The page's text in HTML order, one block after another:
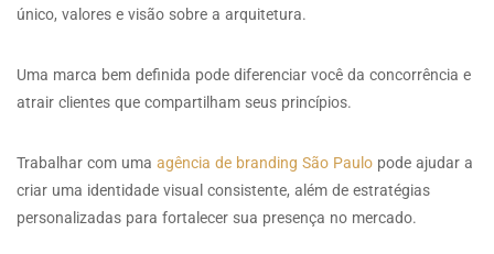
único, valores e visão sobre a arquitetura.
Uma marca bem definida pode diferenciar você da concorrência e
atrair clientes que compartilham seus princípios.
Trabalhar com uma agência de branding São Paulo pode ajudar a
criar uma identidade visual consistente, além de estratégias
personalizadas para fortalecer sua presença no mercado.